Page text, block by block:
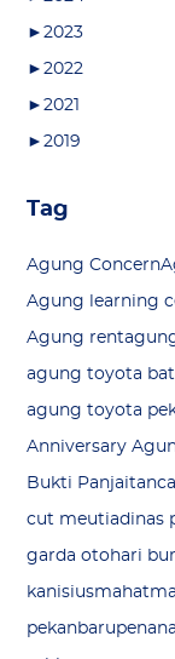
►2023
►2022
►2021
►2019
Tag
Agung Concern
Agung learning
Agung rent
agung toyota
agung toyota
Anniversary
Bukti Panjaitan
cut meutiadinas
garda otohari
kanisius
pekanbaru